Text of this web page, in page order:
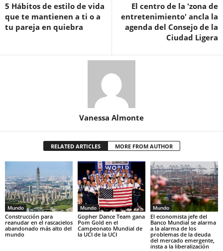
5 Hábitos de estilo de vida
que te mantienen a ti o a
tu pareja en quiebra
El centro de la 'zona de
entretenimiento' ancla la
agenda del Consejo de la
Ciudad Ligera
Vanessa Almonte
RELATED ARTICLES MORE FROM AUTHOR
Mundo
Construcción para
reanudar en el rascacielos
abandonado más alto del
mundo
Mundo
Gopher Dance Team gana
Pom Gold en el
Campeonato Mundial de
la UCI de la UCI
Mundo
El economista jefe del
Banco Mundial se alarma
a la alarma de los
problemas de la deuda
del mercado emergente,
insta a la liberalización